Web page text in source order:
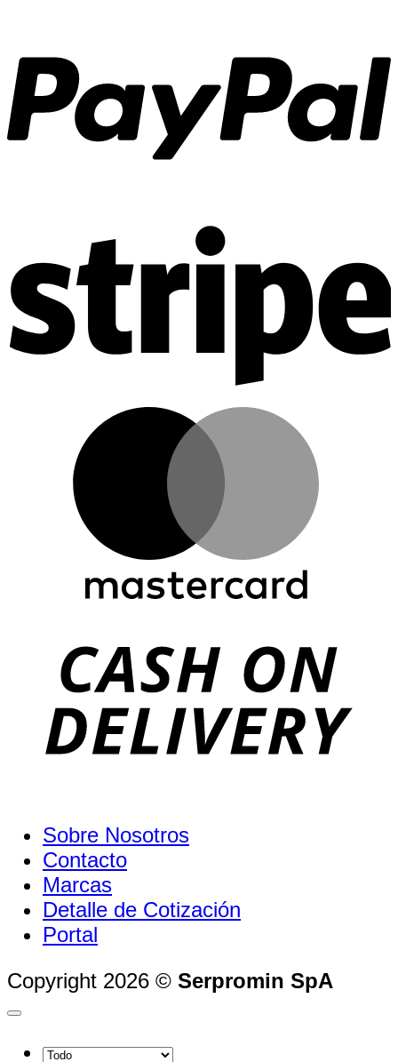
Sobre Nosotros
Contacto
Marcas
Detalle de Cotización
Portal
Copyright 2026 © Serpromin SpA